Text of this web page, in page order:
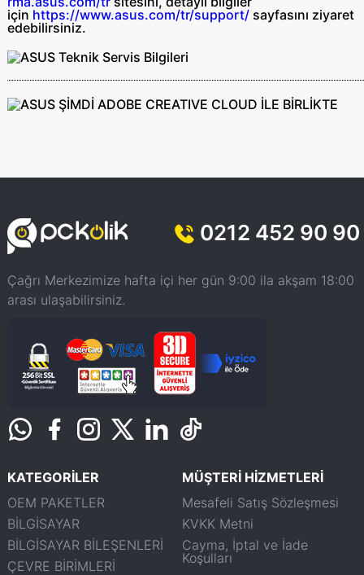
için https://www.asus.com/tr/support/ sayfasını ziyaret
edebilirsiniz.
0212 452 90 90
Çağrı Merkezimize hafta içi her gün 9:00 ila akşam 18:00
arası ulaşabilirsiniz.
KATEGORİLER
OEM PAKETLER
BİLGİSAYAR
BİLGİSAYAR BİLEŞENLERİ
ÇEVRE BİRİMLERİ
MÜŞTERİ HİZMETLERİ
Mesafeli Satış Sözleşmesi
KVKK Metni
Cayma, İptal ve İade
Koşulları